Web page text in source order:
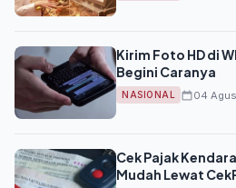
Kirim Foto HD di
Begini Caranya
NASIONAL 04
Cek Pajak
Mudah Lewat